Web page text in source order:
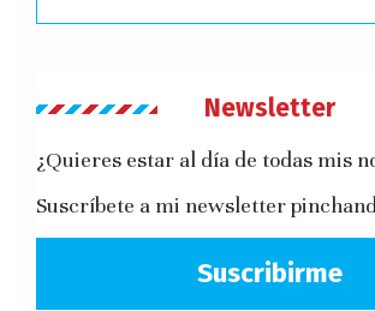
Newsletter
¿Quieres estar al día de todas mis
Suscríbete a mi newsletter
Suscribirme